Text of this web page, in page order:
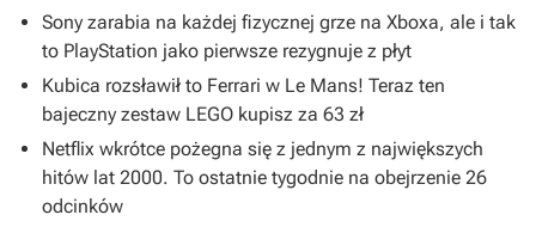
Sony zarabia na każdej fizycznej grze na Xboxa, ale i tak
to PlayStation jako pierwsze rezygnuje z płyt
Kubica rozsławił to Ferrari w Le Mans! Teraz ten
bajeczny zestaw LEGO kupisz za 63 zł
Netflix wkrótce pożegna się z jednym z największych
hitów lat 2000. To ostatnie tygodnie na obejrzenie 26
odcinków